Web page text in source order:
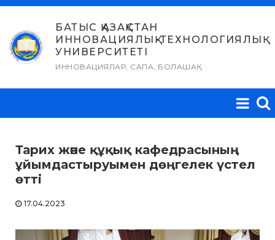
Skip
content
БАТЫС ҚАЗАҚСТАН
ИННОВАЦИЯЛЫҚ-ТЕХНОЛОГИЯЛЫҚ
УНИВЕРСИТЕТІ
ИННОВАЦИЯЛАР, САПА, БОЛАШАҚ
Тарих және құқық кафедрасының
ұйымдастыруымен дөңгелек үстел
өтті
17.04.2023